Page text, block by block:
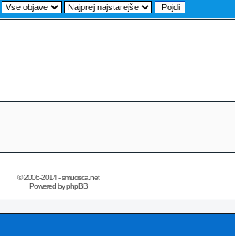
© 2006-2014 - smucisca.net
Powered by phpBB